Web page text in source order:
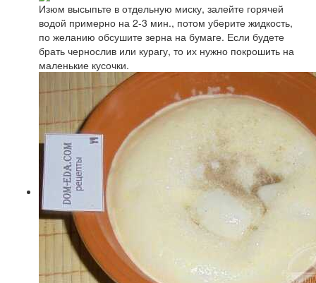
Изюм высыпьте в отдельную миску, залейте горячей
водой примерно на 2-3 мин., потом уберите жидкость,
по желанию обсушите зерна на бумаге. Если будете
брать чернослив или курагу, то их нужно покрошить на
маленькие кусочки.